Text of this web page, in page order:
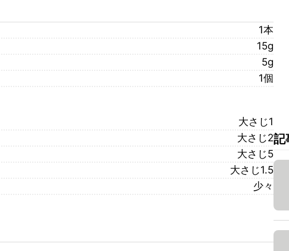
1本
15g
5g
1個
大さじ1
大さじ2
大さじ5
大さじ1.5
少々
記